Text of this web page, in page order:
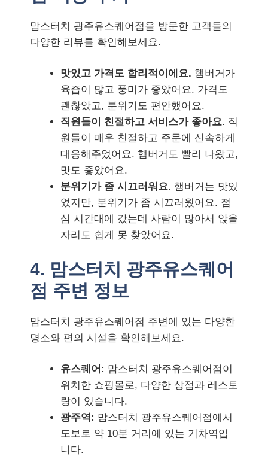
맘스터치 광주유스퀘어점을 방문한 고객들의
다양한 리뷰를 확인해보세요.
맛있고 가격도 합리적이에요. 햄버거가
육즙이 많고 풍미가 좋았어요. 가격도
괜찮았고, 분위기도 편안했어요.
직원들이 친절하고 서비스가 좋아요. 직
원들이 매우 친절하고 주문에 신속하게
대응해주었어요. 햄버거도 빨리 나왔고,
맛도 좋았어요.
분위기가 좀 시끄러워요. 햄버거는 맛있
었지만, 분위기가 좀 시끄러웠어요. 점
심 시간대에 갔는데 사람이 많아서 앉을
자리도 쉽게 못 찾았어요.
4. 맘스터치 광주유스퀘어
점 주변 정보
맘스터치 광주유스퀘어점 주변에 있는 다양한
명소와 편의 시설을 확인해보세요.
유스퀘어: 맘스터치 광주유스퀘어점이
위치한 쇼핑몰로, 다양한 상점과 레스토
랑이 있습니다.
광주역: 맘스터치 광주유스퀘어점에서
도보로 약 10분 거리에 있는 기차역입
니다.